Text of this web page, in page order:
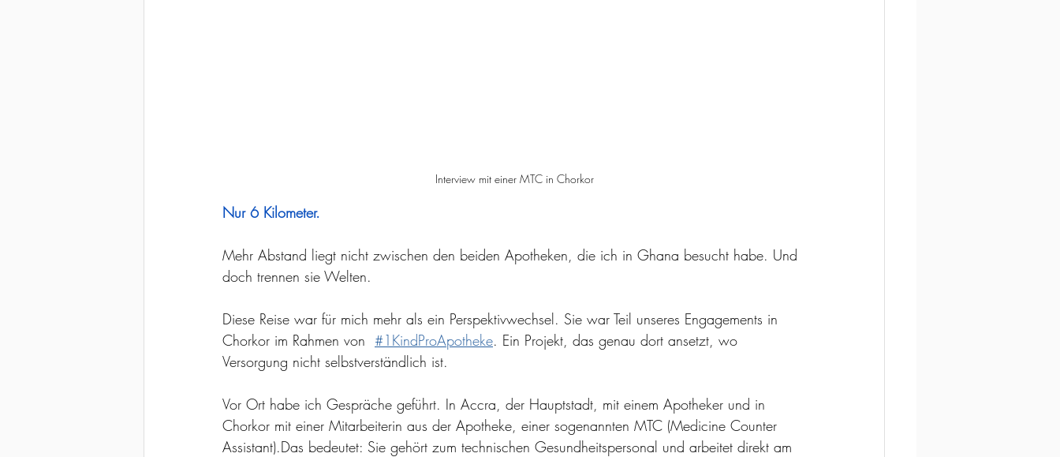
Interview mit einer MTC in Chorkor
Nur 6 Kilometer.
Mehr Abstand liegt nicht zwischen den beiden Apotheken, die ich in Ghana besucht habe. Und
doch trennen sie Welten.
Diese Reise war für mich mehr als ein Perspektivwechsel. Sie war Teil unseres Engagements in
Chorkor im Rahmen von #1KindProApotheke. Ein Projekt, das genau dort ansetzt, wo
Versorgung nicht selbstverständlich ist.
Vor Ort habe ich Gespräche geführt. In Accra, der Hauptstadt, mit einem Apotheker und in
Chorkor mit einer Mitarbeiterin aus der Apotheke, einer sogenannten MTC (Medicine Counter
Assistant).Das bedeutet: Sie gehört zum technischen Gesundheitspersonal und arbeitet direkt am